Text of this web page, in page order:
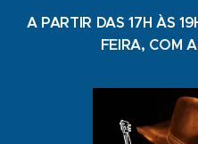
A PARTIR DAS 17H ÀS
FEIRA, COM